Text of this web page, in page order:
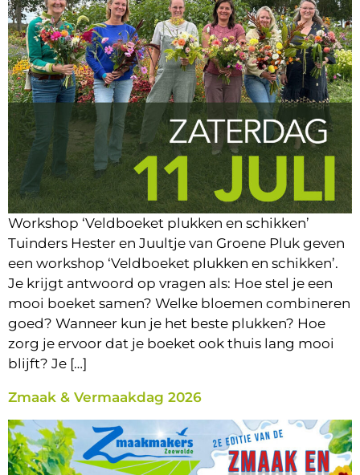
Workshop ‘Veldboeket plukken en schikken’
Tuinders Hester en Juultje van Groene Pluk geven
een workshop ‘Veldboeket plukken en schikken’.
Je krijgt antwoord op vragen als: Hoe stel je een
mooi boeket samen? Welke bloemen combineren
goed? Wanneer kun je het beste plukken? Hoe
zorg je ervoor dat je boeket ook thuis lang mooi
blijft? Je […]
Zmaak & Vermaakdag 2026